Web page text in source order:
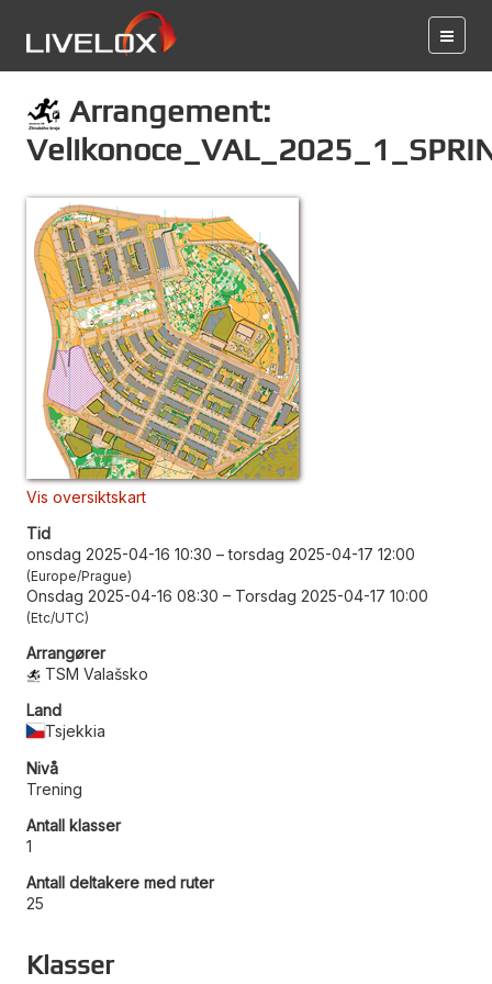
Arrangement:
Vis oversiktskart
Tid
onsdag 2025-04-16 10:30 –torsdag 2025-04-17 12:00
Europe/Prague
Onsdag 2025-04-16 08:30 – Torsdag 2025-04-17 10:00
Etc/UTC
Arrangører
TSM Valašsko
Land
Tsjekkia
Nivå
Trening
Antall klasser
1
Antall deltakere med ruter
25
Klasser